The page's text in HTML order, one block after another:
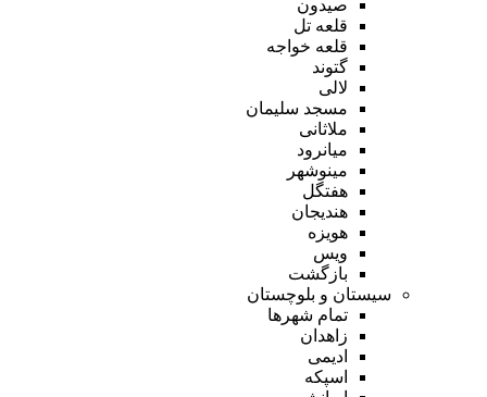
صیدون
قلعه تل
قلعه خواجه
گتوند
لالی
مسجد سلیمان
ملاثانی
میانرود
مینوشهر
هفتگل
هندیجان
هویزه
ویس
بازگشت
سیستان و بلوچستان
تمام شهر‌ها
زاهدان
ادیمی
اسپکه